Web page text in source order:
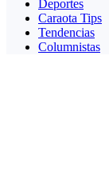
Deportes
Caraota Tips
Tendencias
Columnistas